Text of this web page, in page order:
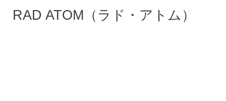
RAD ATOM（ラド・アトム）